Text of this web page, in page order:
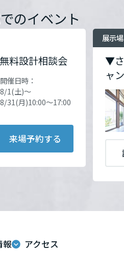
いをご検討の方
建築実例、注目の最新情報など、住
ルラウンジです。
のイベント
料設計相談会
開催日時：
8/1(土)～
8/31(月)10:00～17:00
来場予約する
▼さ
ャ
展示
報 アクセス
Google Map
018-837-3301
間：10:00～18:00
：毎週火曜・水曜
火)～8/14(金)まで休
します。休業期間中
い合わせ等は、
でご了承ください。
：営業部
018-837-3301
間：10:00～18:00
します。休業期間中
い合わせ等は、
)以降のご連絡となり
でご了承ください。
：営業部